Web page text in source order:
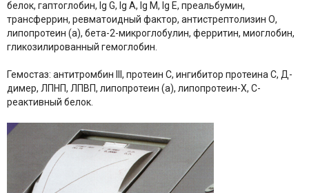
белок, гаптоглобин, Ig G, Ig A, Ig M, Ig Е, преальбумин,
трансферрин, ревматоидный фактор, антистрептолизин О,
липопротеин (а), бета-2-микроглобулин, ферритин, миоглобин,
гликозилированный гемоглобин.
Гемостаз: антитромбин III, протеин С, ингибитор протеина С, Д-
димер, ЛПНП, ЛПВП, липопротеин (а), липопротеин-Х, С-
реактивный белок.